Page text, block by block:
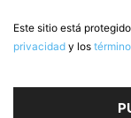
Este sitio está
privacidad y los